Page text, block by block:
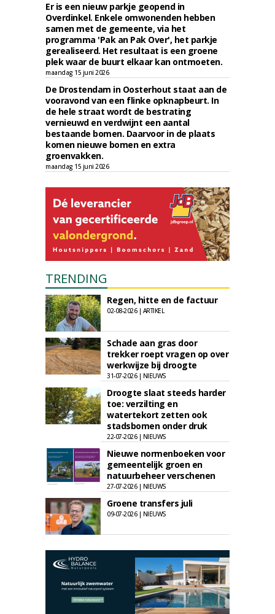
Er is een nieuw parkje geopend in
Overdinkel. Enkele omwonenden hebben
samen met de gemeente, via het
programma 'Pak an Pak Over', het parkje
gerealiseerd. Het resultaat is een groene
plek waar de buurt elkaar kan ontmoeten.
maandag 15 juni 2026
De Drostendam in Oosterhout staat aan de
vooravond van een flinke opknapbeurt. In
de hele straat wordt de bestrating
vernieuwd en verdwijnt een aantal
bestaande bomen. Daarvoor in de plaats
komen nieuwe bomen en extra
groenvakken.
maandag 15 juni 2026
TRENDING
Regen, hitte en de factuur
02-08-2026 | ARTIKEL
Schade aan gras door
trekker roept vragen op over
werkwijze bij droogte
31-07-2026 | NIEUWS
Droogte slaat steeds harder
toe: verzilting en
watertekort zetten ook
stadsbomen onder druk
22-07-2026 | NIEUWS
Nieuwe normenboeken voor
gemeentelijk groen en
natuurbeheer verschenen
27-07-2026 | NIEUWS
Groene transfers juli
09-07-2026 | NIEUWS